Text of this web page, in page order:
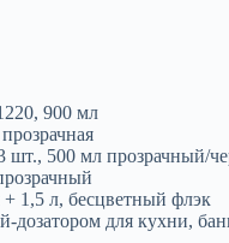
900 мл
шт., 500 мл прозрачный/
1,5 л, бесцветный флэк
для кухни,